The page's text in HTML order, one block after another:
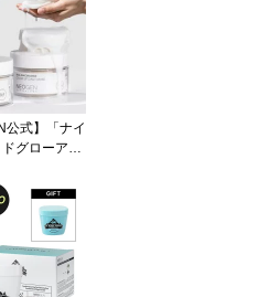
ツボクサ 弾力
肌 しっとり
韓国 コスメ
ンケア セッ
レン
公式】「ナイ
グローアッ
スク 180ml/
ンケア パッ
ク 保湿 ふ
ド しっとり
韓国コスメ
ナイアシン
ンアップ 艶